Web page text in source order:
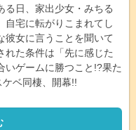
る日、家出少女・みちる
自宅に転がりこまれてし
彼女に言うことを聞いて
れた条件は「先に感じた
いゲームに勝つこと!?果た
ベ同棲、開幕!!